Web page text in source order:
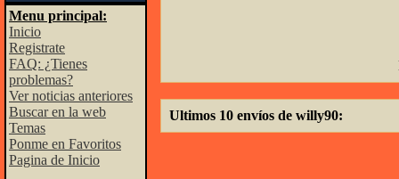
Menu principal:
Inicio
Registrate
FAQ: ¿Tienes
problemas?
Ver noticias anteriores
Buscar en la web
Temas
Ponme en Favoritos
Pagina de Inicio
Ultimos 10 envíos de willy90: